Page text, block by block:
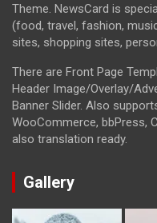
Theme. NewsCard is
(food, travel, fashion,
sites, shopping sites,
There are Front Page
Header Image/Overlay/
Banner Slider. Also
WooCommerce, bbPress,
also translation ready.
Gallery